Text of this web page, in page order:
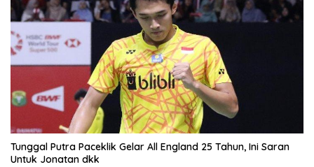
Tunggal Putra Paceklik Gelar All England 25 Tahun, Ini Saran
Untuk Jonatan dkk